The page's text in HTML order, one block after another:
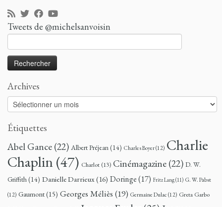
Tweets de @michelsanvoisin
Archives
Archives
Étiquettes
Abel Gance(22) Albert Préjean(14) Charles Boyer(12) Charlie
Chaplin(47) Charlot (13) Cinémagazine(22) D. W.
Griffith(14) Danielle Darrieux(16) Doringe(17) Fritz Lang(11) G. W. Pabst
(12) Gaumont(15) Georges Méliès (19) Germaine Dulac (12) Greta Garbo